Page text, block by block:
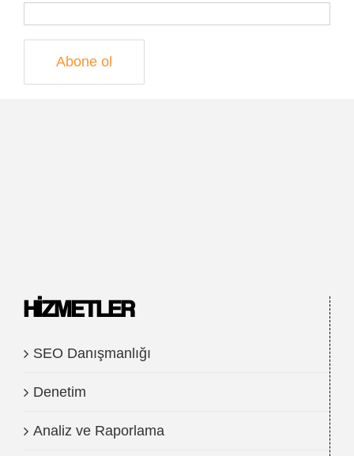
HIZMETLER
SEO Danışmanlığı
Denetim
Analiz ve Raporlama